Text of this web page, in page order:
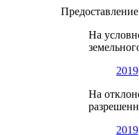
На
2019
На
2019